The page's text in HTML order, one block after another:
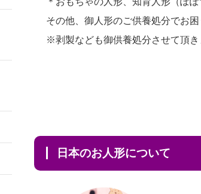
その他、御人形のご供養処分でお
※剥製なども御供養処分させて頂き
日本のお人形について